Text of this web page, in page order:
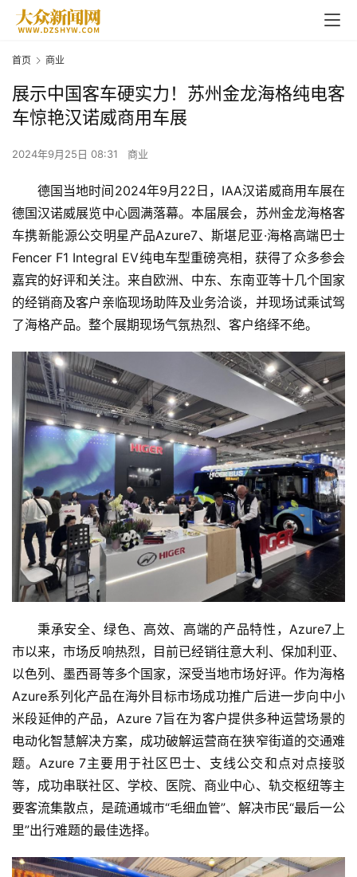
首页 商业
展示中国客车硬实力！苏州金龙海格纯电客
车惊艳汉诺威商用车展
2024年9月25日 08:31 商业
德国当地时间2024年9月22日，IAA汉诺威商用车展在
德国汉诺威展览中心圆满落幕。本届展会，苏州金龙海格客
车携新能源公交明星产品Azure7、斯堪尼亚·海格高端巴士
Fencer F1 Integral EV纯电车型重磅亮相，获得了众多参会
嘉宾的好评和关注。来自欧洲、中东、东南亚等十几个国家
的经销商及客户亲临现场助阵及业务洽谈，并现场试乘试驾
了海格产品。整个展期现场气氛热烈、客户络绎不绝。
秉承安全、绿色、高效、高端的产品特性，Azure7上
市以来，市场反响热烈，目前已经销往意大利、保加利亚、
以色列、墨西哥等多个国家，深受当地市场好评。作为海格
Azure系列化产品在海外目标市场成功推广后进一步向中小
米段延伸的产品，Azure 7旨在为客户提供多种运营场景的
电动化智慧解决方案，成功破解运营商在狭窄街道的交通难
题。Azure 7主要用于社区巴士、支线公交和点对点接驳
等，成功串联社区、学校、医院、商业中心、轨交枢纽等主
要客流集散点，是疏通城市“毛细血管”、解决市民“最后一公
里”出行难题的最佳选择。